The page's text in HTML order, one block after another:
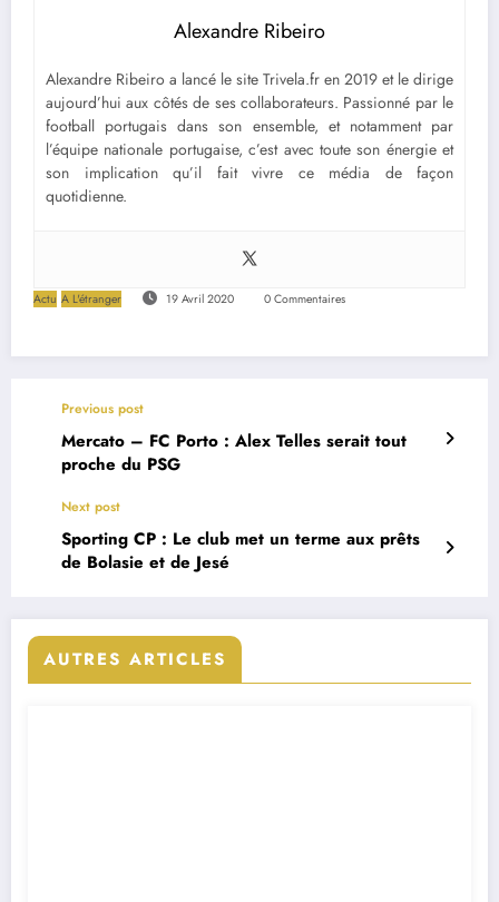
Alexandre Ribeiro
Alexandre Ribeiro a lancé le site Trivela.fr en 2019 et le dirige
aujourd’hui aux côtés de ses collaborateurs. Passionné par le
football portugais dans son ensemble, et notamment par
l’équipe nationale portugaise, c’est avec toute son énergie et
son implication qu’il fait vivre ce média de façon
quotidienne.
Actu A L'étranger 19 Avril 2020 0 Commentaires
Previous post
Mercato – FC Porto : Alex Telles serait tout
proche du PSG
Next post
Sporting CP : Le club met un terme aux prêts
de Bolasie et de Jesé
AUTRES ARTICLES